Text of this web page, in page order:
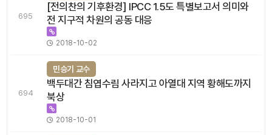
695
[전의찬의 기후환경] IPCC 1.5도 특별보고서 의미와
전 지구적 차원의 공동 대응
2018-10-02
694
민승기 교수
백두대간 침엽수림 사라지고 아열대 지역 황해도까지
북상
2018-10-01